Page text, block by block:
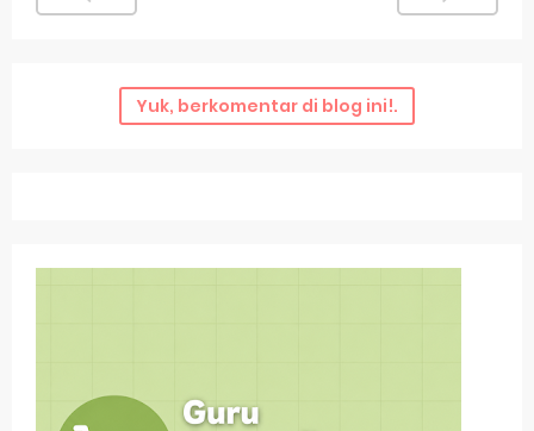
Yuk, berkomentar di blog ini!.